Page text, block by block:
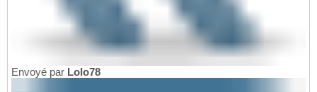
Envoyé par Lolo78